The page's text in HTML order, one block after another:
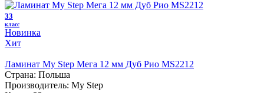
33
класс
Новинка
Хит
Ламинат My Step Мега 12 мм Дуб Рио MS2212
Страна: Польша
Производитель: My Step